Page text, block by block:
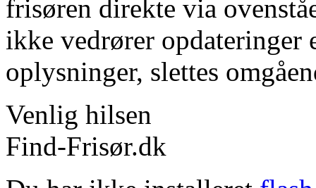
frisøren direkte via
ikke vedrører opdateringer
oplysninger, slettes
Venlig hilsen
Find-Frisør.dk